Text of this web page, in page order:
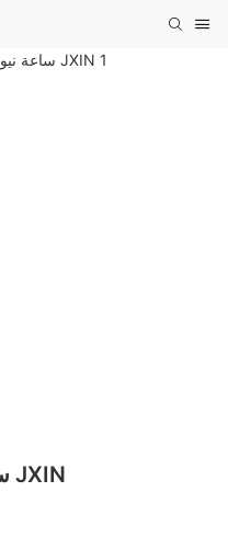
ساعة نيون مضيئة من تصميم JXIN